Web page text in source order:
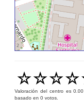
Valoración del centro es0.00
basado en 0 votos.